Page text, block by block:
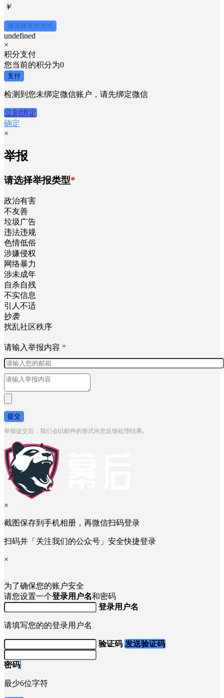
￥
请选择支付方式
undefined
×
积分支付
您当前的积分为0
支付
检测到您未绑定微信账户，请先绑定微信
立刻绑定
确定
×
举报
请选择举报类型*
政治有害
不友善
垃圾广告
违法违规
色情低俗
涉嫌侵权
网络暴力
涉未成年
自杀自残
不实信息
引人不适
抄袭
扰乱社区秩序
请输入举报内容 *
提交
举报提交后，我们会以邮件的形式向您反馈处理结果。
×
截图保存到手机相册，再微信扫码登录
扫码并「关注我们的公众号」安全快捷登录
×
为了确保您的账户安全
请您设置一个登录用户名和密码
登录用户名
请填写您的的登录用户名
验证码 发送验证码
密码
最少6位字符